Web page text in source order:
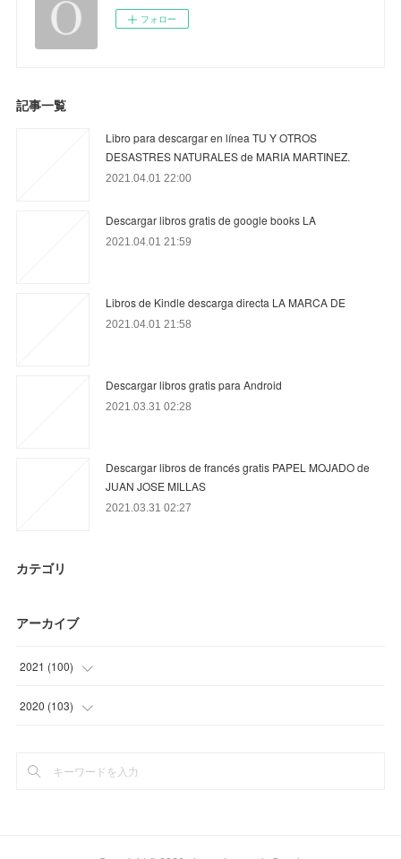
フォロー
記事一覧
Libro para descargar en línea TU Y OTROS
DESASTRES NATURALES de MARIA MARTINEZ.
2021.04.01 22:00
Descargar libros gratis de google books LA
2021.04.01 21:59
Libros de Kindle descarga directa LA MARCA DE
2021.04.01 21:58
Descargar libros gratis para Android
2021.03.31 02:28
Descargar libros de francés gratis PAPEL MOJADO de
JUAN JOSE MILLAS
2021.03.31 02:27
カテゴリ
アーカイブ
2021 (100)
(3)
(
2020 (103)
(